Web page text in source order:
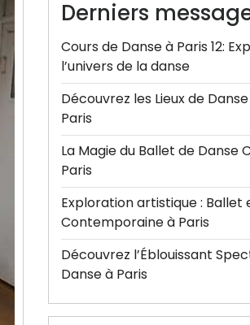
Derniers
Cours de Danse à Paris 12:
l’univers de la danse
Découvrez les Lieux de
Paris
La Magie du Ballet de Danse
Paris
Exploration artistique : Ballet
Contemporaine à Paris
Découvrez l’Éblouissant
Danse à Paris